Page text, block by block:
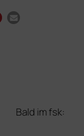
Bald im fsk: